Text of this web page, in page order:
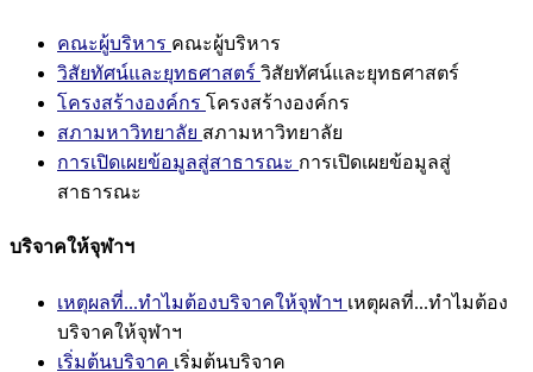
คณะผู้บริหาร คณะผู้บริหาร
วิสัยทัศน์และยุทธศาสตร์ วิสัยทัศน์และยุทธศาสตร์
โครงสร้างองค์กร โครงสร้างองค์กร
สภามหาวิทยาลัย สภามหาวิทยาลัย
การเปิดเผยข้อมูลสู่สาธารณะ การเปิดเผยข้อมูลสู่
สาธารณะ
บริจาคให้จุฬาฯ
เหตุผลที่...ทำไมต้องบริจาคให้จุฬาฯ เหตุผลที่...ทำไมต้อง
บริจาคให้จุฬาฯ
เริ่มต้นบริจาค เริ่มต้นบริจาค